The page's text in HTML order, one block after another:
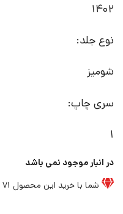
1402
نوع جلد:
شومیز
سری چاپ:
1
در انبار موجود نمی باشد
شما با خرید این محصول 71